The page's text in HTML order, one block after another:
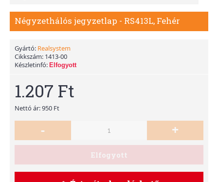
Négyzethálós jegyzetlap - RS413L, Fehér
Gyártó: Realsystem
Cikkszám: 1413-00
Készletinfó: Elfogyott
1.207 Ft
Nettó ár: 950 Ft
- +
Elfogyott